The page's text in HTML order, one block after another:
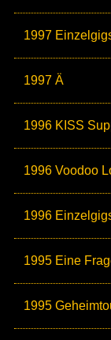
1997
1997 Ä
1996 KISS
1996 Voodoo
1996
1995 Eine
1995